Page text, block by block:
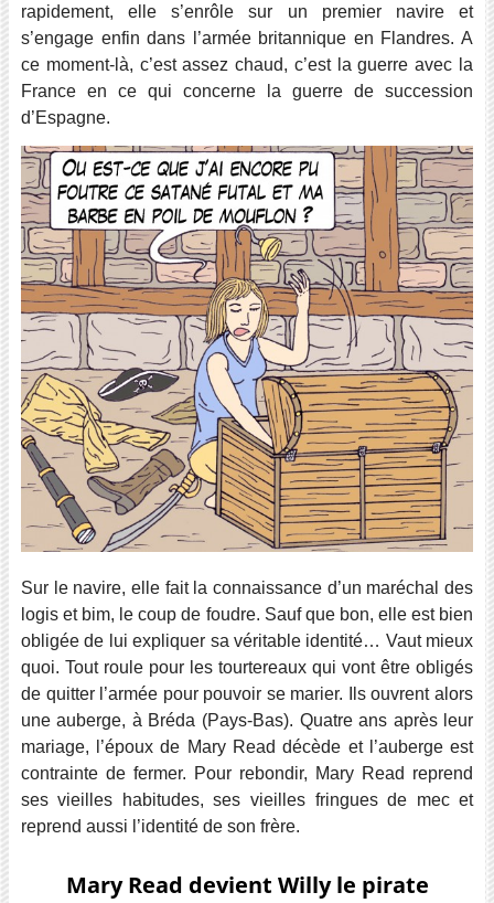
rapidement, elle s’enrôle sur un premier navire et
s’engage enfin dans l’armée britannique en Flandres.A
ce moment-là, c’est assez chaud, c’est la guerre avec la
France en ce qui concerne la guerre de succession
d’Espagne.
Sur le navire, elle fait la connaissance d’un maréchal des
logis et bim, le coup de foudre. Sauf que bon, elle est bien
obligée de lui expliquer sa véritable identité… Vaut mieux
quoi. Tout roule pour les tourtereaux qui vont être obligés
de quitter l’armée pour pouvoir se marier. Ils ouvrent alors
une auberge, à Bréda (Pays-Bas). Quatre ans après leur
mariage, l’époux de Mary Read décède et l’auberge est
contrainte de fermer. Pour rebondir, Mary Read reprend
ses vieilles habitudes, ses vieilles fringues de mec et
reprend aussi l’identité de son frère.
Mary Read devient Willy le pirate